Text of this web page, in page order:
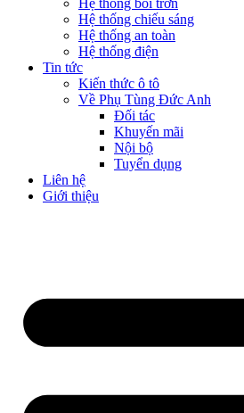
Hệ thống bôi trơn
Hệ thống chiếu sáng
Hệ thống an toàn
Hệ thống điện
Tin tức
Kiến thức ô tô
Về Phụ Tùng Đức Anh
Đối tác
Khuyến mãi
Nội bộ
Tuyển dụng
Liên hệ
Giới thiệu